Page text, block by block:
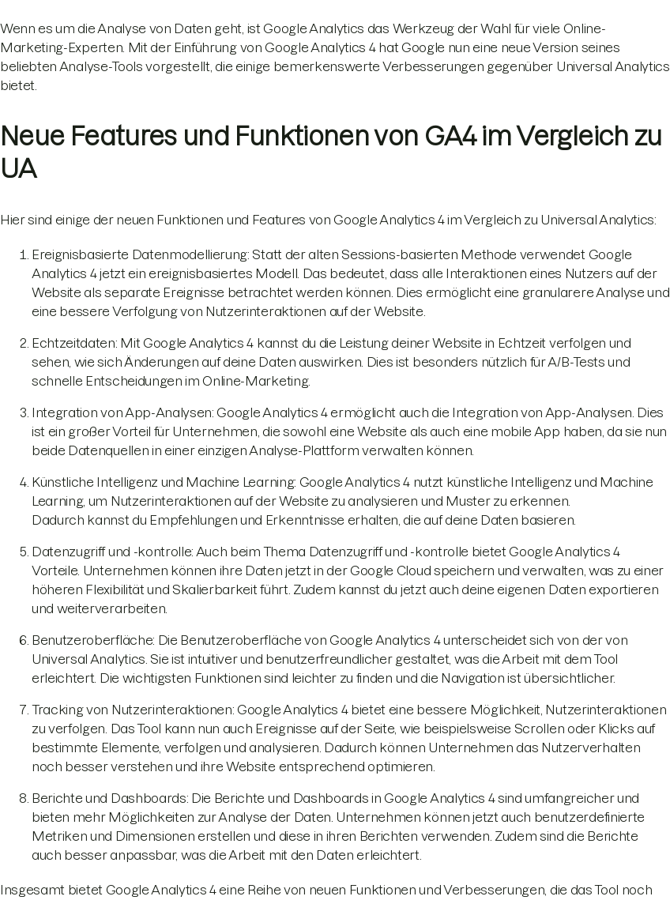
Wenn es um die Analyse von Daten geht, ist Google Analytics das Werkzeug der Wahl für viele Online-
Marketing-Experten. Mit der Einführung von Google Analytics 4 hat Google nun eine neue Version seines
beliebten Analyse-Tools vorgestellt, die einige bemerkenswerte Verbesserungen gegenüber Universal Analytics
bietet.
Neue Features und Funktionen von GA4 im Vergleich zu
UA
Hier sind einige der neuen Funktionen und Features von Google Analytics 4 im Vergleich zu Universal Analytics:
Ereignisbasierte Datenmodellierung: Statt der alten Sessions-basierten Methode verwendet Google
Analytics 4 jetzt ein ereignisbasiertes Modell. Das bedeutet, dass alle Interaktionen eines Nutzers auf der
Website als separate Ereignisse betrachtet werden können. Dies ermöglicht eine granularere Analyse und
eine bessere Verfolgung von Nutzerinteraktionen auf der Website.
Echtzeitdaten: Mit Google Analytics 4 kannst du die Leistung deiner Website in Echtzeit verfolgen und
sehen, wie sich Änderungen auf deine Daten auswirken. Dies ist besonders nützlich für A/B-Tests und
schnelle Entscheidungen im Online-Marketing.
Integration von App-Analysen: Google Analytics 4 ermöglicht auch die Integration von App-Analysen. Dies
ist ein großer Vorteil für Unternehmen, die sowohl eine Website als auch eine mobile App haben, da sie nun
beide Datenquellen in einer einzigen Analyse-Plattform verwalten können.
Künstliche Intelligenz und Machine Learning: Google Analytics 4 nutzt künstliche Intelligenz und Machine
Learning, um Nutzerinteraktionen auf der Website zu analysieren und Muster zu erkennen.
Dadurch kannst du Empfehlungen und Erkenntnisse erhalten, die auf deine Daten basieren.
Datenzugriff und -kontrolle: Auch beim Thema Datenzugriff und -kontrolle bietet Google Analytics 4
Vorteile. Unternehmen können ihre Daten jetzt in der Google Cloud speichern und verwalten, was zu einer
höheren Flexibilität und Skalierbarkeit führt. Zudem kannst du jetzt auch deine eigenen Daten exportieren
und weiterverarbeiten.
Benutzeroberfläche: Die Benutzeroberfläche von Google Analytics 4 unterscheidet sich von der von
Universal Analytics. Sie ist intuitiver und benutzerfreundlicher gestaltet, was die Arbeit mit dem Tool
erleichtert. Die wichtigsten Funktionen sind leichter zu finden und die Navigation ist übersichtlicher.
Tracking von Nutzerinteraktionen: Google Analytics 4 bietet eine bessere Möglichkeit, Nutzerinteraktionen
zu verfolgen. Das Tool kann nun auch Ereignisse auf der Seite, wie beispielsweise Scrollen oder Klicks auf
bestimmte Elemente, verfolgen und analysieren. Dadurch können Unternehmen das Nutzerverhalten
noch besser verstehen und ihre Website entsprechend optimieren.
Berichte und Dashboards: Die Berichte und Dashboards in Google Analytics 4 sind umfangreicher und
bieten mehr Möglichkeiten zur Analyse der Daten. Unternehmen können jetzt auch benutzerdefinierte
Metriken und Dimensionen erstellen und diese in ihren Berichten verwenden. Zudem sind die Berichte
auch besser anpassbar, was die Arbeit mit den Daten erleichtert.
Insgesamt bietet Google Analytics 4 eine Reihe von neuen Funktionen und Verbesserungen, die das Tool noch